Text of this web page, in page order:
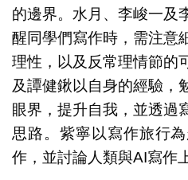
的邊界。水月、李峻一及
醒同學們寫作時，需注意
理性，以及反常理情節的
及譚健鍬以自身的經驗，
眼界，提升自我，並透過
思路。紫寧以寫作旅行
作，並討論人類與AI寫作